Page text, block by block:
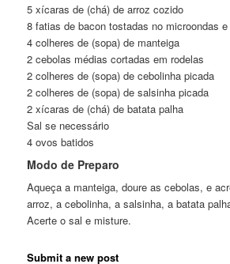
5 xícaras de (chá) de arroz cozido
8 fatias de bacon tostadas no microondas
4 colheres de (sopa) de manteiga
2 cebolas médias cortadas em rodelas
2 colheres de (sopa) de cebolinha picada
2 colheres de (sopa) de salsinha picada
2 xícaras de (chá) de batata palha
Sal se necessário
4 ovos batidos
Modo de Preparo
Aqueça a manteiga, doure as cebolas, e
arroz, a cebolinha, a salsinha, a batata
Acerte o sal e misture.
Submit a new post